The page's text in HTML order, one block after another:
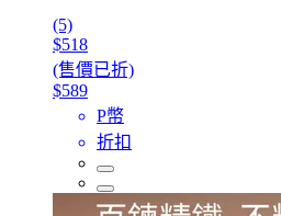
(5)
$518
(售價已折)
$589
P幣
折扣